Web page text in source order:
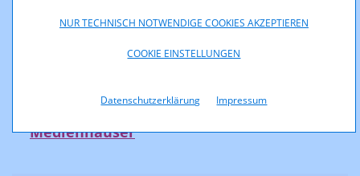
NUR TECHNISCH NOTWENDIGE COOKIES AKZEPTIEREN
COOKIE EINSTELLUNGEN
Datenschutzerklärung Impressum
Influencer statt Creator: Stars für die
YouTube-Strategien traditioneller
Medienhäuser